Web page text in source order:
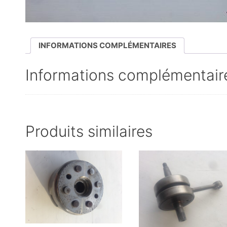
INFORMATIONS COMPLÉMENTAIRES
Informations
Produits similaires